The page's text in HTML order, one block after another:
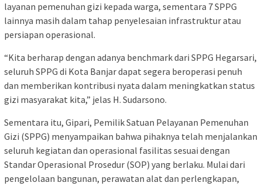
layanan pemenuhan gizi kepada warga, sementara 7 SPPG
lainnya masih dalam tahap penyelesaian infrastruktur atau
persiapan operasional.
“Kita berharap dengan adanya benchmark dari SPPG Hegarsari,
seluruh SPPG di Kota Banjar dapat segera beroperasi penuh
dan memberikan kontribusi nyata dalam meningkatkan status
gizi masyarakat kita,” jelas H. Sudarsono.
Sementara itu, Gipari, Pemilik Satuan Pelayanan Pemenuhan
Gizi (SPPG) menyampaikan bahwa pihaknya telah menjalankan
seluruh kegiatan dan operasional fasilitas sesuai dengan
Standar Operasional Prosedur (SOP) yang berlaku. Mulai dari
pengelolaan bangunan, perawatan alat dan perlengkapan,